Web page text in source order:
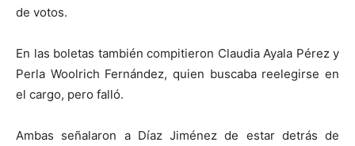
de votos.
En las boletas también compitieron Claudia Ayala Pérez y
Perla Woolrich Fernández, quien buscaba reelegirse en
el cargo, pero falló.
Ambas señalaron a Díaz Jiménez de estar detrás de